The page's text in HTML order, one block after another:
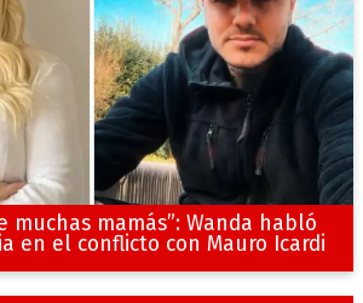
muchas mamás”: Wanda habló
en el conflicto con Mauro Icardi